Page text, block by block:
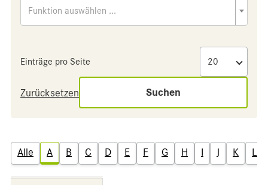
Funktion auswählen ...
Einträge pro Seite
Zurücksetzen Suchen
Alle A B C D E F G H I J K L